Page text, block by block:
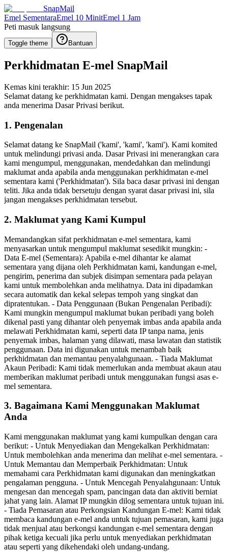
SnapMail
Emel SementaraEmel 10 MinitEmel 1 Jam
Peti masuk langsung
Toggle theme Bantuan
Perkhidmatan E-mel SnapMail
Kemas kini terakhir: 15 Jun 2025
Selamat datang ke perkhidmatan kami. Dengan mengakses tapak
anda menerima Dasar Privasi berikut.
1. Pengenalan
Selamat datang ke SnapMail ('kami', 'kami', 'kami'). Kami komited
untuk melindungi privasi anda. Dasar Privasi ini menerangkan cara
kami mengumpul, menggunakan, mendedahkan dan melindungi
maklumat anda apabila anda menggunakan perkhidmatan e-mel
sementara kami ('Perkhidmatan'). Sila baca dasar privasi ini dengan
teliti. Jika anda tidak bersetuju dengan syarat dasar privasi ini, sila
jangan mengakses perkhidmatan tersebut.
2. Maklumat yang Kami Kumpul
Memandangkan sifat perkhidmatan e-mel sementara, kami
menyasarkan untuk mengumpul maklumat sesedikit mungkin: -
Data E-mel (Sementara): Apabila e-mel dihantar ke alamat
sementara yang dijana oleh Perkhidmatan kami, kandungan e-mel,
pengirim, penerima dan subjek disimpan sementara pada pelayan
kami untuk membolehkan anda melihatnya. Data ini dipadamkan
secara automatik dan kekal selepas tempoh yang singkat dan
dipratentukan. - Data Penggunaan (Bukan Pengenalan Peribadi):
Kami mungkin mengumpul maklumat bukan peribadi yang boleh
dikenal pasti yang dihantar oleh penyemak imbas anda apabila anda
melawati Perkhidmatan kami, seperti data IP tanpa nama, jenis
penyemak imbas, halaman yang dilawati, masa lawatan dan statistik
penggunaan. Data ini digunakan untuk menambah baik
perkhidmatan dan memantau penyalahgunaan. - Tiada Maklumat
Akaun Peribadi: Kami tidak memerlukan anda membuat akaun atau
memberikan maklumat peribadi untuk menggunakan fungsi asas e-
mel sementara.
3. Bagaimana Kami Menggunakan Maklumat
Anda
Kami menggunakan maklumat yang kami kumpulkan dengan cara
berikut: - Untuk Menyediakan dan Mengekalkan Perkhidmatan:
Untuk membolehkan anda menerima dan melihat e-mel sementara. -
Untuk Memantau dan Memperbaik Perkhidmatan: Untuk
memahami cara Perkhidmatan kami digunakan dan meningkatkan
pengalaman pengguna. - Untuk Mencegah Penyalahgunaan: Untuk
mengesan dan mencegah spam, pancingan data dan aktiviti berniat
jahat yang lain. Alamat IP mungkin dilog sementara untuk tujuan ini.
- Tiada Pemasaran atau Perkongsian Kandungan E-mel: Kami tidak
membaca kandungan e-mel anda untuk tujuan pemasaran, kami juga
tidak menjual atau berkongsi kandungan e-mel sementara dengan
pihak ketiga kecuali jika perlu untuk menyediakan perkhidmatan
atau seperti yang dikehendaki oleh undang-undang.